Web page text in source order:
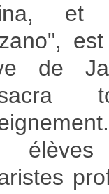
et
de